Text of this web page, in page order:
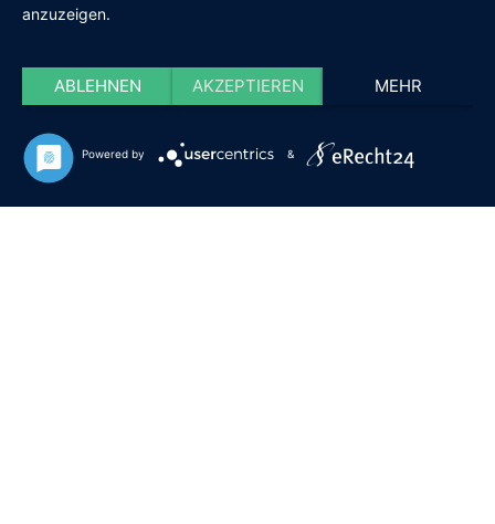
anzuzeigen.
ABLEHNEN AKZEPTIEREN MEHR
Powered by &